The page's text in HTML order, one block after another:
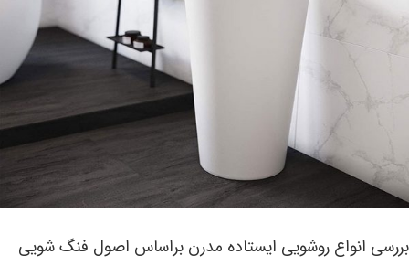
انواع روشویی ایستاده مدرن براساس اصول فنگ شویی